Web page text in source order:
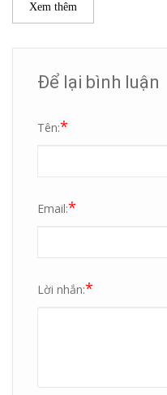
Xem thêm
Để lại bình luận
Tên:*
Email:*
Lời nhắn:*